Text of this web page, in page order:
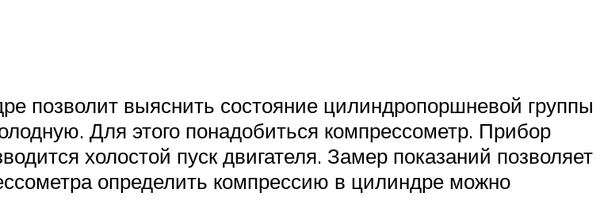
позволит выяснить состояние цилиндропоршневой группы
Для этого понадобиться компрессометр. Прибор
холостой пуск двигателя. Замер показаний позволяет
определить компрессию в цилиндре можно